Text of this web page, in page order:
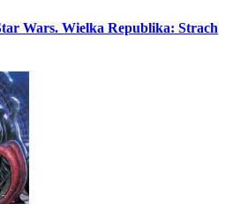
Wars. Wielka Republika: Strach